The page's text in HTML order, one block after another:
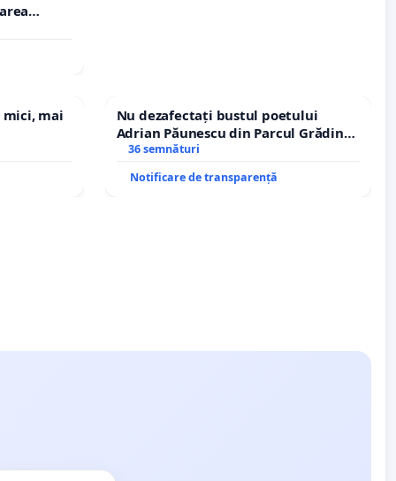
Ciprian
mai
Nu dezafectați bustul poetului
Adrian Păunescu din Parcul Grădina
Icoanei! Stop cenzurii culturale!
36 semnături
Notificare de transparență